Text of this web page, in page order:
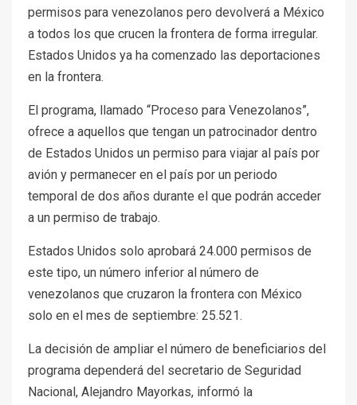
permisos para venezolanos pero devolverá a México
a todos los que crucen la frontera de forma irregular.
Estados Unidos ya ha comenzado las deportaciones
en la frontera.
El programa, llamado “Proceso para Venezolanos”,
ofrece a aquellos que tengan un patrocinador dentro
de Estados Unidos un permiso para viajar al país por
avión y permanecer en el país por un periodo
temporal de dos años durante el que podrán acceder
a un permiso de trabajo.
Estados Unidos solo aprobará 24.000 permisos de
este tipo, un número inferior al número de
venezolanos que cruzaron la frontera con México
solo en el mes de septiembre: 25.521.
La decisión de ampliar el número de beneficiarios del
programa dependerá del secretario de Seguridad
Nacional, Alejandro Mayorkas, informó la